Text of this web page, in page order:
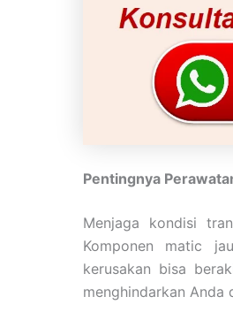
Pentingnya
Menjaga kondisi
Komponen matic
kerusakan bisa
menghindarkan Anda